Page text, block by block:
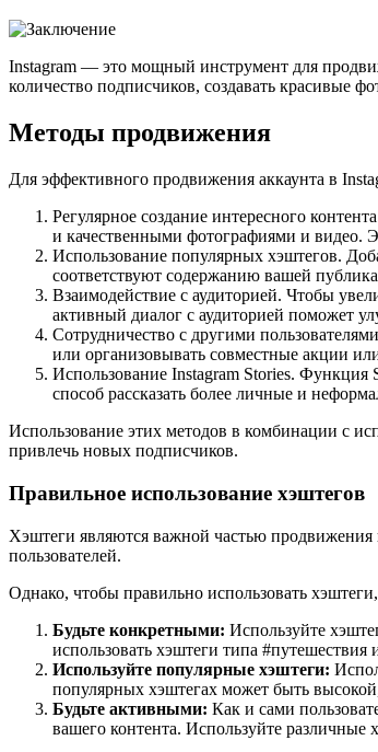
Instagram — это мощный инструмент для
количество подписчиков, создавать красивые
Методы продвижения
Для эффективного продвижения аккаунта в
Регулярное создание интересного
и качественными фотографиями и видео.
Использование популярных хэштегов.
соответствуют содержанию вашей
Взаимодействие с аудиторией. Чтобы
активный диалог с аудиторией поможет
Сотрудничество с другими
или организовывать совместные акции
Использование Instagram Stories. Функция
способ рассказать более личные и
Использование этих методов в комбинации с
привлечь новых подписчиков.
Правильное использование хэштегов
Хэштеги являются важной частью
пользователей.
Однако, чтобы правильно использовать
Будьте конкретными: Используйте
использовать хэштеги типа
Используйте популярные хэштеги:
популярных хэштегах может быть
Будьте активными: Как и сами
вашего контента. Используйте